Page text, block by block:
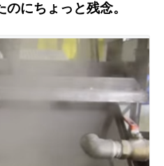
のにちょっと残念。